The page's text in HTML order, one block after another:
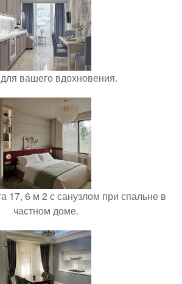
вашего вдохновения.
17, 6 м 2 с санузлом при спальне в
частном доме.